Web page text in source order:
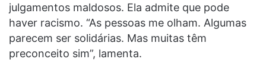
julgamentos maldosos. Ela admite que pode
haver racismo. “As pessoas me olham. Algumas
parecem ser solidárias. Mas muitas têm
preconceito sim”, lamenta.